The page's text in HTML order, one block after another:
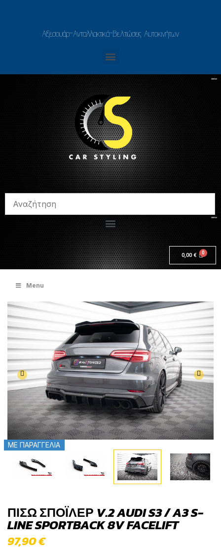
Αξεσουάρ-Ανταλλακτικά-Βελτιώσεις Αυτοκινήτων
0,00€
Menu
ΜΕ ΠΑΡΑΓΓΕΛΙΑ
ΠΊΣΩ ΣΠΌΙΛΕΡ V.2 AUDI S3 / A3 S-
LINE SPORTBACK 8V FACELIFT
97,90€